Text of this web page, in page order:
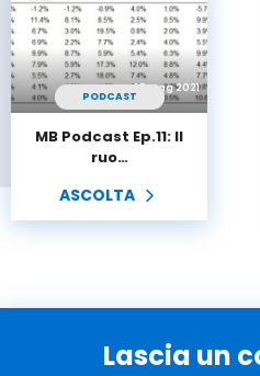
PODCAST
25 Mag 2021
MB Podcast Ep.11: Il
ruo…
ASCOLTA
Lascia un